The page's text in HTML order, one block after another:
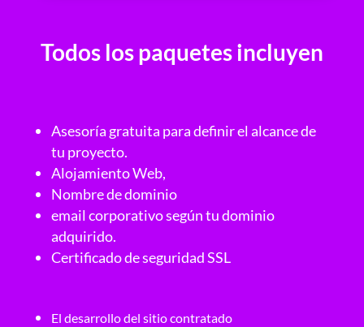
Todos los paquetes incluyen
Asesoría gratuita para definir el alcance de
tu proyecto.
Alojamiento Web,
Nombre de dominio
email corporativo según tu dominio
adquirido.
Certificado de seguridad SSL
El desarrollo del sitio contratado